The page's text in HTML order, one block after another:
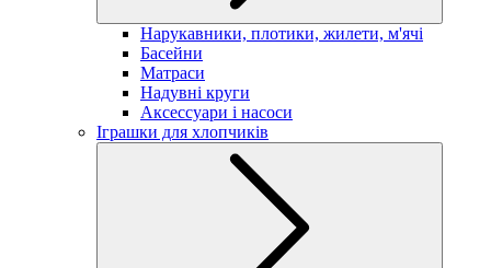
Нарукавники, плотики, жилети, м'ячі
Басейни
Матраси
Надувні круги
Аксессуари і насоси
Іграшки для хлопчиків